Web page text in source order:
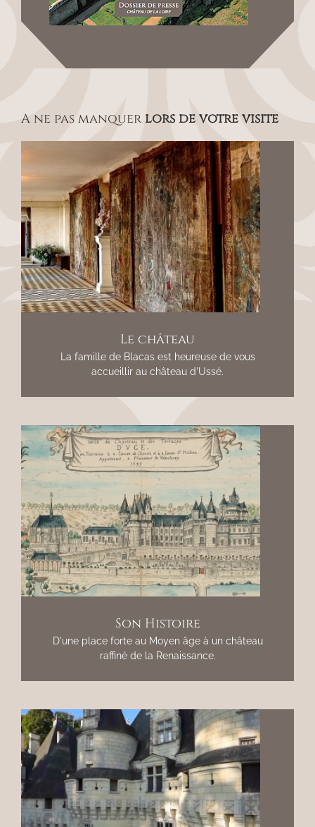
A ne pas manquerlors de votre visite
Le château
La famille de Blacas est heureuse de vous
accueillir au château d'Ussé.
Son Histoire
D'une place forte au Moyen âge à un château
raffiné de la Renaissance.